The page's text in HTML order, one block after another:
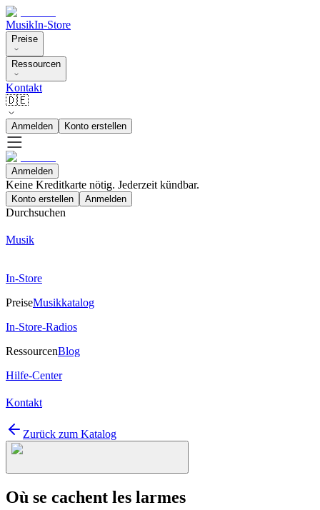
MusikIn-Store
Preise
Ressourcen
Kontakt
🇩🇪
Anmelden Konto erstellen
Anmelden
Keine Kreditkarte nötig. Jederzeit kündbar.
Konto erstellen Anmelden
Durchsuchen
Musik
In-Store
PreiseMusikkatalog
In-Store-Radios
RessourcenBlog
Hilfe-Center
Kontakt
Zurück zum Katalog
Où se cachent les larmes